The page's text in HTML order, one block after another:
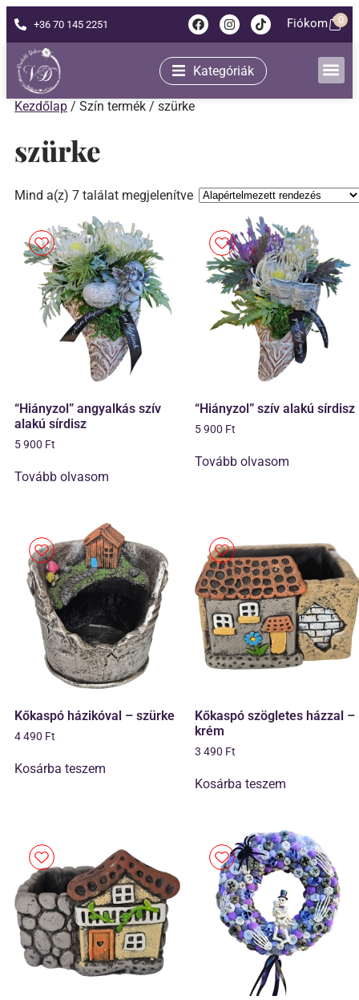
+36 70 145 2251 Fiókom 0
Kategóriák
Kezdőlap / Szín termék / szürke
szürke
Mind a(z) 7 találat megjelenítve
“Hiányzol” angyalkás szív
alakú sírdisz
5 900 Ft
Tovább olvasom
“Hiányzol” szív alakú sírdisz
5 900 Ft
Tovább olvasom
Kőkaspó házikóval – szürke
4 490 Ft
Kosárba teszem
Kőkaspó szögletes házzal –
krém
3 490 Ft
Kosárba teszem